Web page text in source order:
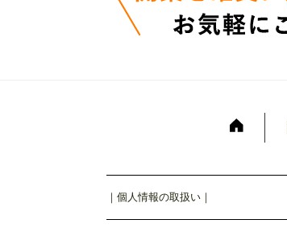
｜ 個人情報の取扱い ｜